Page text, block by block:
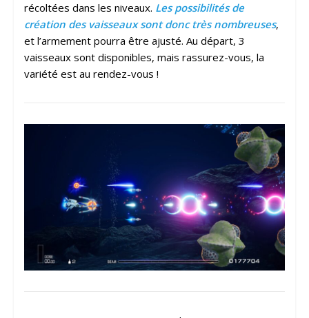
récoltées dans les niveaux. Les possibilités de
création des vaisseaux sont donc très nombreuses,
et l’armement pourra être ajusté. Au départ, 3
vaisseaux sont disponibles, mais rassurez-vous, la
variété est au rendez-vous !